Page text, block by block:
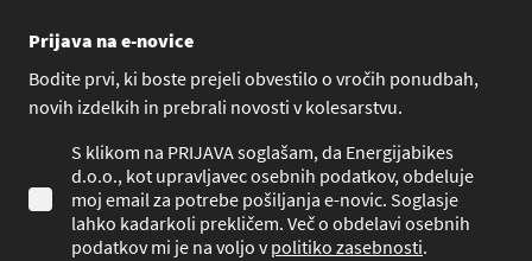
Prijava na e-novice
Bodite prvi, ki boste prejeli obvestilo o vročih ponudbah,
novih izdelkih in prebrali novosti v kolesarstvu.
S klikom na PRIJAVA soglašam, da Energijabikes
d.o.o., kot upravljavec osebnih podatkov, obdeluje
moj email za potrebe pošiljanja e-novic. Soglasje
lahko kadarkoli prekličem. Več o obdelavi osebnih
podatkov mi je na voljo vpolitiko zasebnosti.